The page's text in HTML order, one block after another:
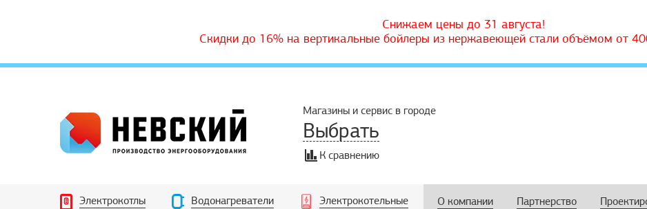
Снижаем цены до 31 августа!
Скидки до 16% на вертикальные бойлеры из нержавеющей стали объёмом от
Магазины и сервис в городе
Выбрать
К сравнению
Электрокотлы Водонагреватели Электрокотельные О компании Партнерство